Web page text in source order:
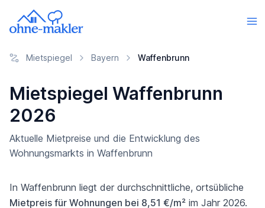
Mietspiegel Bayern Waffenbrunn
Mietspiegel Waffenbrunn
2026
Aktuelle Mietpreise und die Entwicklung des
Wohnungsmarkts in Waffenbrunn
In Waffenbrunn liegt der durchschnittliche, ortsübliche
Mietpreis für Wohnungen bei 8,51 €/m² im Jahr 2026.